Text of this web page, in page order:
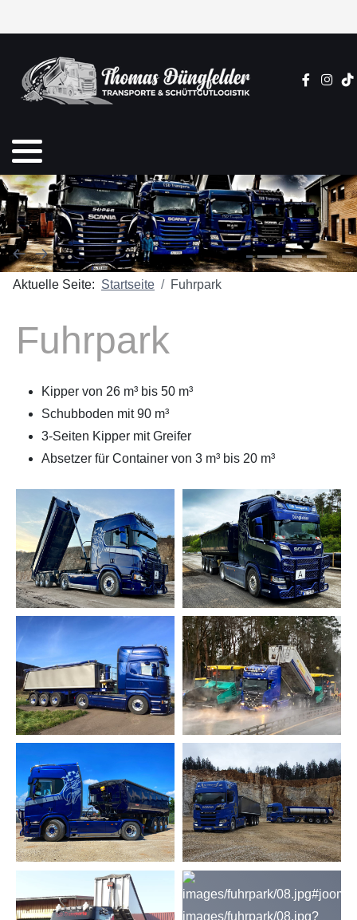
Aktuelle Seite: Startseite Fuhrpark
Fuhrpark
Kipper von 26 m³ bis 50 m³
Schubboden mit 90 m³
3-Seiten Kipper mit Greifer
Absetzer für Container von 3 m³ bis 20 m³
Impressum
Datenschutz